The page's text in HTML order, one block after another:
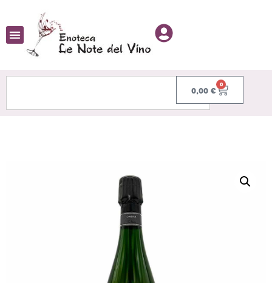
0,00 €
0